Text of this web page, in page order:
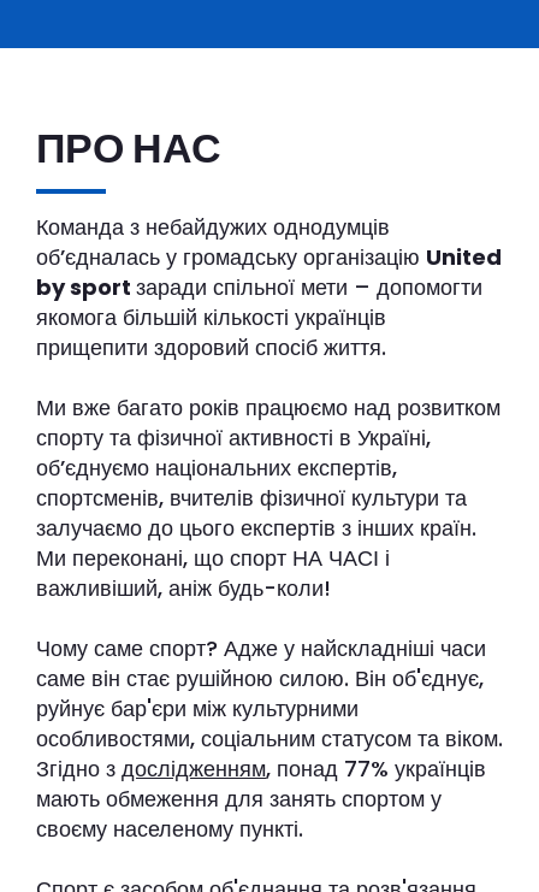
ПРО НАС
Команда з небайдужих однодумців
обʼєдналась у громадську організацію United
by sport заради спільної мети – допомогти
якомога більшій кількості українців
прищепити здоровий спосіб життя.
Ми вже багато років працюємо над розвитком
спорту та фізичної активності в Україні,
обʼєднуємо національних експертів,
спортсменів, вчителів фізичної культури та
залучаємо до цього експертів з інших країн.
Ми переконані, що спорт НА ЧАСІ і
важливіший, аніж будь-коли!
Чому саме спорт? Адже у найскладніші часи
саме він стає рушійною силою. Він об'єднує,
руйнує бар'єри між культурними
особливостями, соціальним статусом та віком.
Згідно з дослідженням, понад 77% українців
мають обмеження для занять спортом у
своєму населеному пункті.